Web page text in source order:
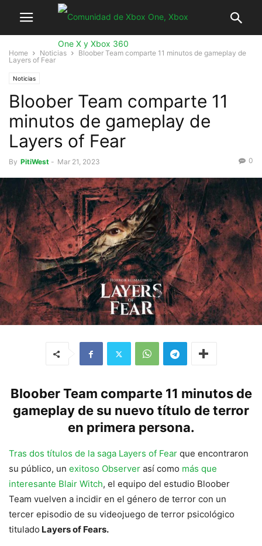
Home Noticias
Bloober Team comparte 11 minutos de gameplay de
Layers of Fear
Noticias
Bloober Team comparte 11
minutos de gameplay de
Layers of Fear
By PitiWest - Mar 21, 2023 0
Bloober Team comparte 11 minutos de
gameplay de su nuevo título de terror
en primera persona.
Tras dos títulos de la saga Layers of Fear que encontraron
su público, un exitoso Observer así como más que
interesante Blair Witch, el equipo del estudio Bloober
Team vuelven a incidir en el género de terror con un
tercer episodio de su videojuego de terror psicológico
titulado Layers of Fears.